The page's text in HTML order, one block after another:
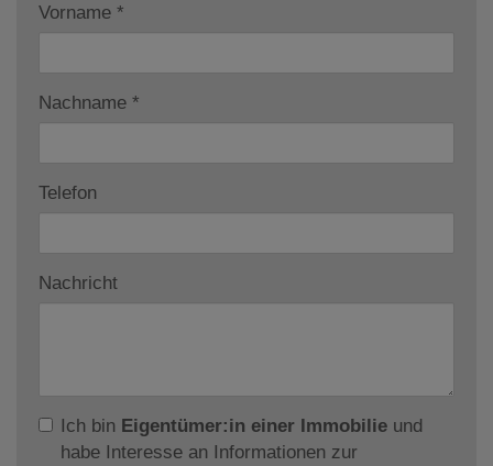
Vorname
Nachname
Telefon
Nachricht
Ich bin Eigentümer:in einer Immobilie und
habe Interesse an Informationen zur